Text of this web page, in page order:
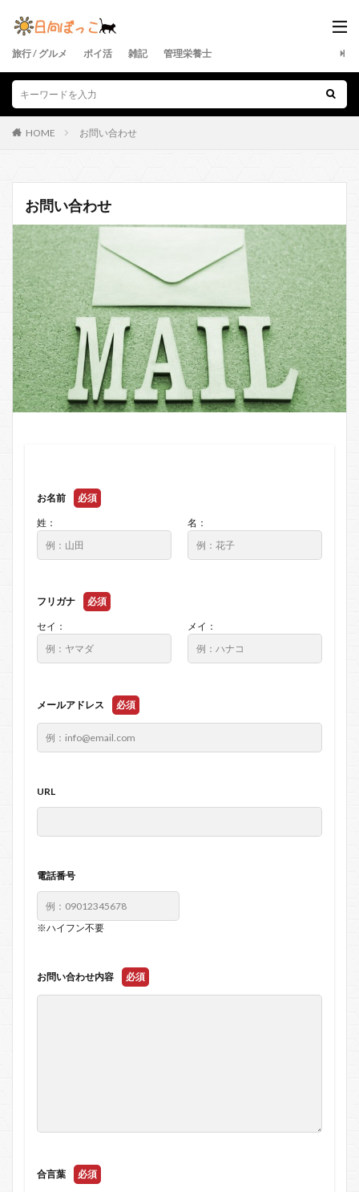
旅行 / グルメ ポイ活 雑記 管理栄養士
HOME お問い合わせ
お問い合わせ
お名前 必須
姓： 名：
フリガナ 必須
セイ： メイ：
メールアドレス 必須
URL
電話番号
※ハイフン不要
お問い合わせ内容 必須
合言葉 必須